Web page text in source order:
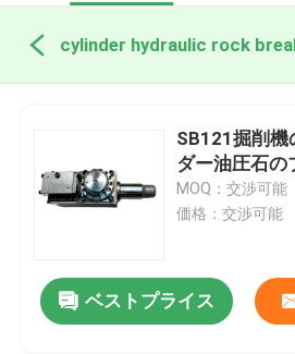
SB121掘削機
ダー油圧石の
MOQ：交渉可能
価格：交渉可能
ベストプライス